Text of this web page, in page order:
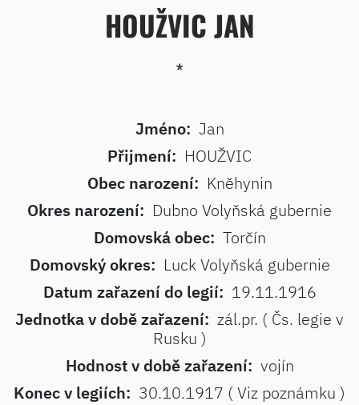
HOUŽVIC JAN
*
Jméno: Jan
Přijmení: HOUŽVIC
Obec narození: Kněhynin
Okres narození: Dubno Volyňská gubernie
Domovská obec: Torčín
Domovský okres: Luck Volyňská gubernie
Datum zařazení do legií: 19.11.1916
Jednotka v době zařazení: zál.pr. ( Čs. legie v
Rusku )
Hodnost v době zařazení: vojín
Konec v legiích: 30.10.1917 ( Viz poznámku )